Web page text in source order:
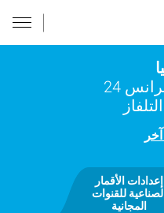
24
إعدادات الأقمار
الصناعية للقنوات
المجانية